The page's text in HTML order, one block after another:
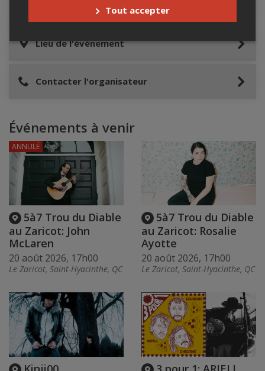
Détails de l'événement
Lieu de l'événement
Contacter l'organisateur
Événements à venir
5à7 Trou du Diable
au Zaricot: John
McLaren
20 août 2026, 17h00
Le Zaricot, Saint-Hyacinthe, QC
ANNULÉ
5à7 Trou du Diable
au Zaricot: Rosalie
Ayotte
20 août 2026, 17h00
Le Zaricot, Saint-Hyacinthe, QC
Tout accepter